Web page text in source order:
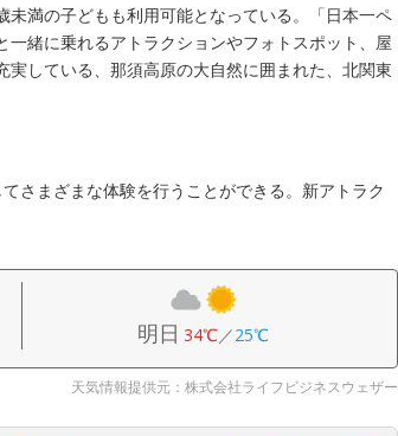
満の子どもも利用可能となっている。「日本一ペ
緒に乗れるアトラクションやフォトスポット、屋
している、那須高原の大自然に囲まれた、北関東
さまざまな体験を行うことができる。新アトラク
明日 34℃／25℃
天気情報提供元：株式会社ライフビジネスウェザー